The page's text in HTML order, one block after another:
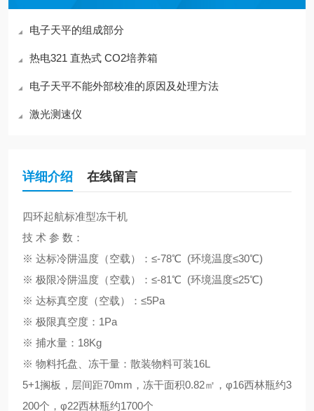
电子天平的组成部分
热电321 直热式 CO2培养箱
电子天平不能外部校准的原因及处理方法
激光测速仪
详细介绍 在线留言
四环起航标准型冻干机
技 术 参 数：
※ 达标冷阱温度（空载）：≤-78℃ (环境温度≤30℃)
※ 极限冷阱温度（空载）：≤-81℃ (环境温度≤25℃)
※ 达标真空度（空载）：≤5Pa
※ 极限真空度：1Pa
※ 捕水量：18Kg
※ 物料托盘、冻干量：散装物料可装16L
5+1搁板，层间距70mm，冻干面积0.82㎡，φ16西林瓶约3
200个，φ22西林瓶约1700个